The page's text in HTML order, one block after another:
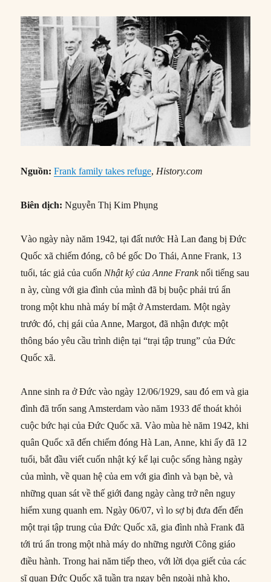
Nguồn: Frank family takes refuge, History.com
Biên dịch: Nguyễn Thị Kim Phụng
Vào ngày này năm 1942, tại đất nước Hà Lan đang bị Đức
Quốc xã chiếm đóng, cô bé gốc Do Thái, Anne Frank, 13
tuổi, tác giả của cuốn Nhật ký của Anne Franknổi tiếng sau
n ày, cùng với gia đình của mình đã bị buộc phải trú ẩn
trong một khu nhà máy bí mật ở Amsterdam. Một ngày
trước đó, chị gái của Anne, Margot, đã nhận được một
thông báo yêu cầu trình diện tại “trại tập trung” của Đức
Quốc xã.
Anne sinh ra ở Đức vào ngày 12/06/1929, sau đó em và gia
đình đã trốn sang Amsterdam vào năm 1933 để thoát khỏi
cuộc bức hại của Đức Quốc xã. Vào mùa hè năm 1942, khi
quân Quốc xã đến chiếm đóng Hà Lan, Anne, khi ấy đã 12
tuổi, bắt đầu viết cuốn nhật ký kể lại cuộc sống hàng ngày
của mình, về quan hệ của em với gia đình và bạn bè, và
những quan sát về thế giới đang ngày càng trở nên nguy
hiểm xung quanh em. Ngày 06/07, vì lo sợ bị đưa đến đến
một trại tập trung của Đức Quốc xã, gia đình nhà Frank đã
tới trú ẩn trong một nhà máy do những người Công giáo
điều hành. Trong hai năm tiếp theo, với lời dọa giết của các
sĩ quan Đức Quốc xã tuần tra ngay bên ngoài nhà kho,